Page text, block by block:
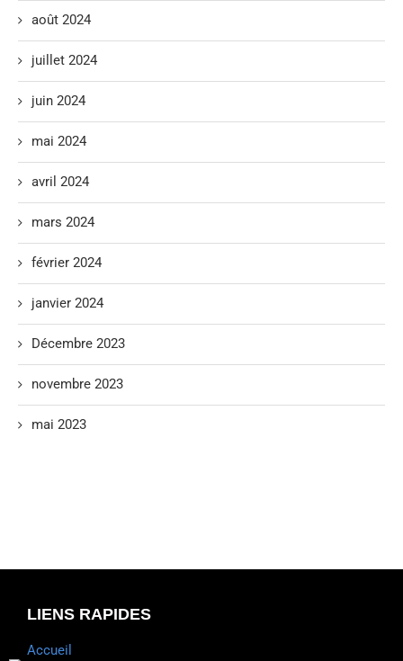
août 2024
juillet 2024
juin 2024
mai 2024
avril 2024
mars 2024
février 2024
janvier 2024
Décembre 2023
novembre 2023
mai 2023
LIENS RAPIDES
Accueil